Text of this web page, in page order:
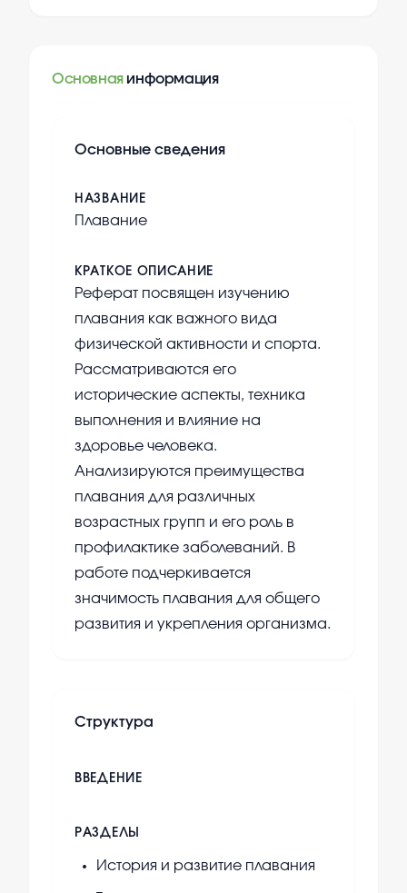
Основная информация
Основные сведения
НАЗВАНИЕ
Плавание
КРАТКОЕ ОПИСАНИЕ
Реферат посвящен изучению
плавания как важного вида
физической активности и спорта.
Рассматриваются его
исторические аспекты, техника
выполнения и влияние на
здоровье человека.
Анализируются преимущества
плавания для различных
возрастных групп и его роль в
профилактике заболеваний. В
работе подчеркивается
значимость плавания для общего
развития и укрепления организма.
Структура
ВВЕДЕНИЕ
РАЗДЕЛЫ
История и развитие плавания